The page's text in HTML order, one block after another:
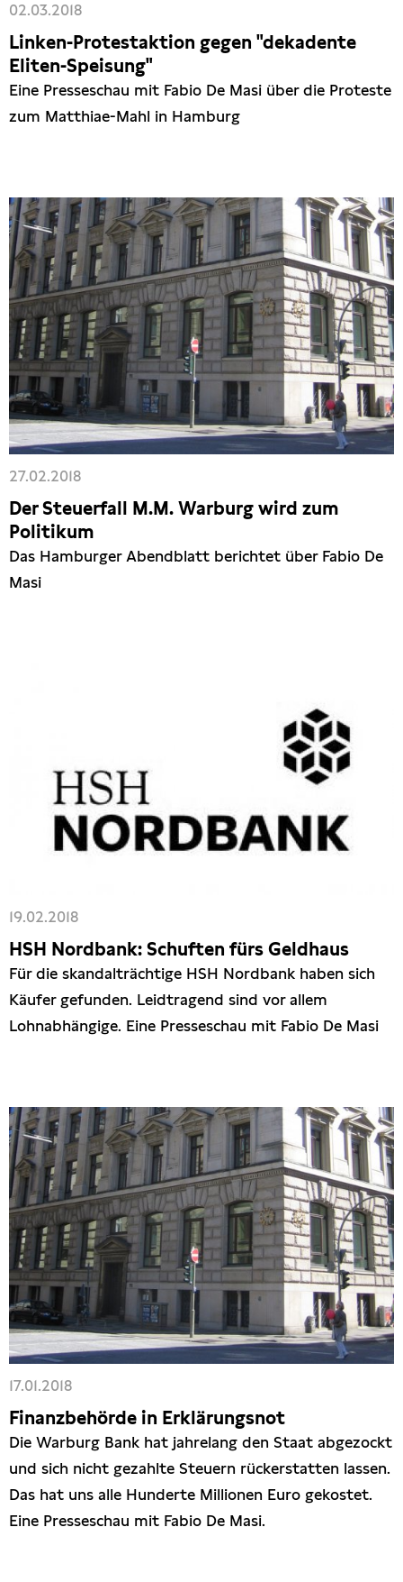
02.03.2018
Linken-Protestaktion gegen "dekadente
Eliten-Speisung"
Eine Presseschau mit Fabio De Masi über die Proteste
zum Matthiae-Mahl in Hamburg
27.02.2018
Der Steuerfall M.M. Warburg wird zum
Politikum
Das Hamburger Abendblatt berichtet über Fabio De
Masi
19.02.2018
HSH Nordbank: Schuften fürs Geldhaus
Für die skandalträchtige HSH Nordbank haben sich
Käufer gefunden. Leidtragend sind vor allem
Lohnabhängige. Eine Presseschau mit Fabio De Masi
17.01.2018
Finanzbehörde in Erklärungsnot
Die Warburg Bank hat jahrelang den Staat abgezockt
und sich nicht gezahlte Steuern rückerstatten lassen.
Das hat uns alle Hunderte Millionen Euro gekostet.
Eine Presseschau mit Fabio De Masi.